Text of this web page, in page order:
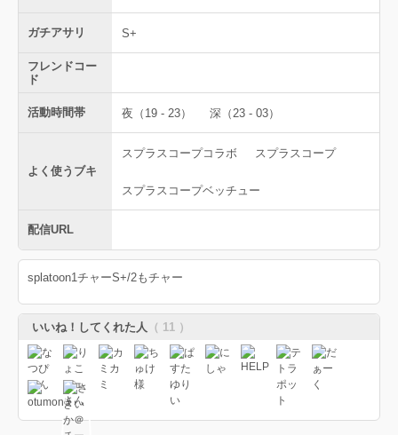
ガチアサリ S+
フレンドコー
ド
活動時間帯 夜（19 - 23） 深（23 - 03）
よく使うブキ
スプラスコープコラボ スプラスコープ
スプラスコープベッチュー
配信URL
splatoon1チャーS+/2もチャー
いいね！してくれた人 （ 11 ）